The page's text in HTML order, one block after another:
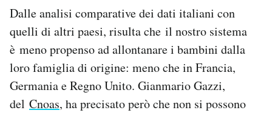
Dalle analisi comparative dei dati italiani con
quelli di altri paesi, risulta che il nostro sistema
è meno propenso ad allontanare i bambini dalla
loro famiglia di origine: meno che in Francia,
Germania e Regno Unito. Gianmario Gazzi,
del Cnoas, ha precisato però che non si possono